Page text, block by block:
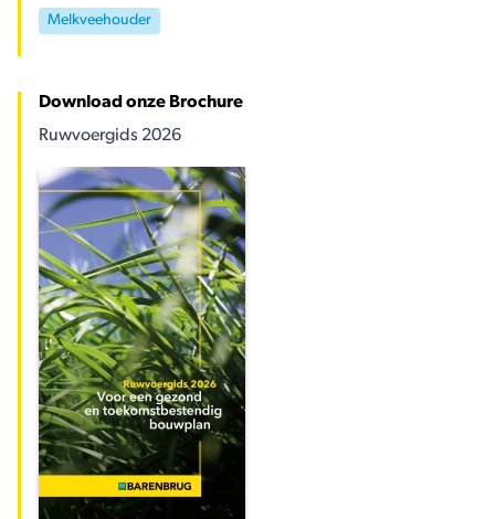
Melkveehouder
Download onze Brochure
Ruwvoergids 2026